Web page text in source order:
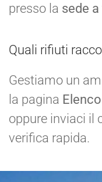
presso la sede
Quali rifiuti
Gestiamo un
la pagina
oppure inviaci il
verifica rapida.